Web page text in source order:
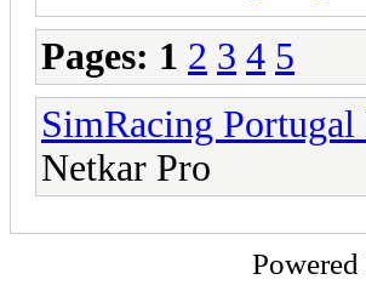
Pages: 1 2 3 4 5
SimRacing Portugal
Netkar Pro